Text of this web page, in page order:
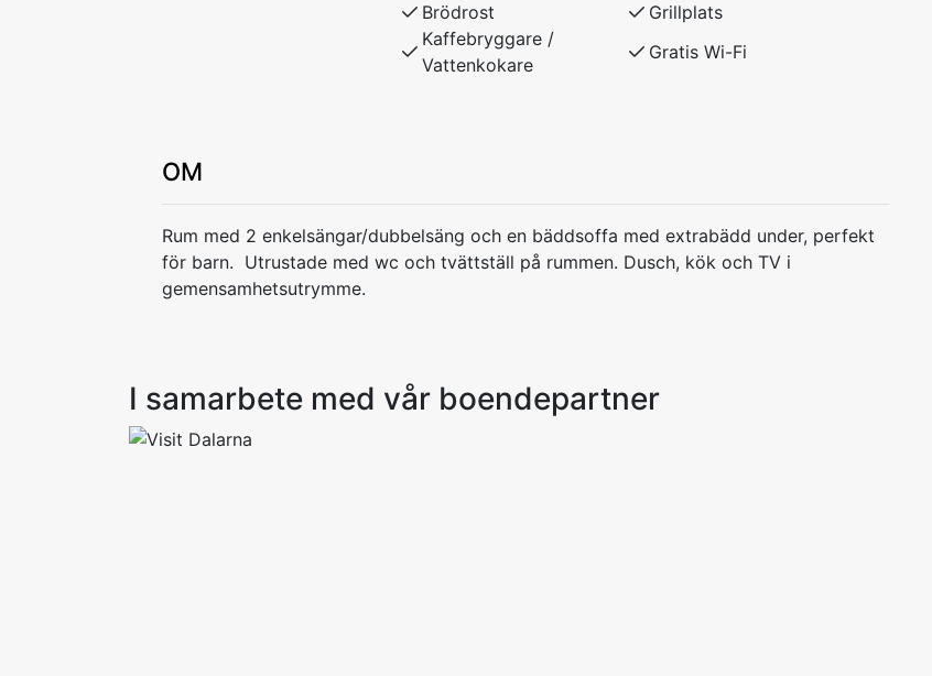
Brödrost
Grillplats
Kaffebryggare /
Vattenkokare
Gratis Wi-Fi
OM
Rum med 2 enkelsängar/dubbelsäng och en bäddsoffa med extrabädd under, perfekt
för barn. Utrustade med wc och tvättställ på rummen. Dusch, kök och TV i
gemensamhetsutrymme.
I samarbete med vår boendepartner